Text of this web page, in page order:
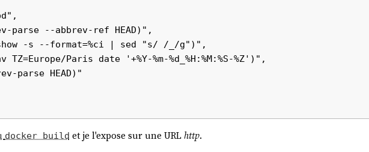
docker build et je l'expose sur une URLhttp.